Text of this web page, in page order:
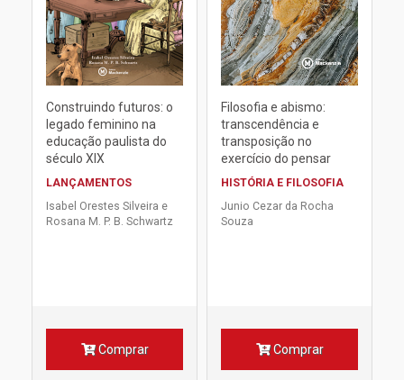
Construindo futuros: o
legado feminino na
educação paulista do
século XIX
LANÇAMENTOS
Isabel Orestes Silveira e
Rosana M. P. B. Schwartz
Comprar
Filosofia e abismo:
transcendência e
transposição no
exercício do pensar
HISTÓRIA E FILOSOFIA
Junio Cezar da Rocha
Souza
Comprar